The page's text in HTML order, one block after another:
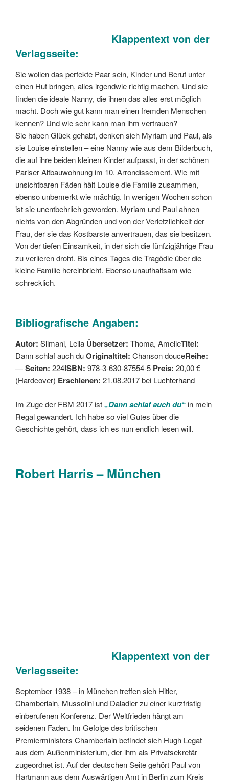
Klappentext von der
Verlagsseite:
Sie wollen das perfekte Paar sein, Kinder und Beruf unter
einen Hut bringen, alles irgendwie richtig machen. Und sie
finden die ideale Nanny, die ihnen das alles erst möglich
macht. Doch wie gut kann man einen fremden Menschen
kennen? Und wie sehr kann man ihm vertrauen?
Sie haben Glück gehabt, denken sich Myriam und Paul, als
sie Louise einstellen – eine Nanny wie aus dem Bilderbuch,
die auf ihre beiden kleinen Kinder aufpasst, in der schönen
Pariser Altbauwohnung im 10. Arrondissement. Wie mit
unsichtbaren Fäden hält Louise die Familie zusammen,
ebenso unbemerkt wie mächtig. In wenigen Wochen schon
ist sie unentbehrlich geworden. Myriam und Paul ahnen
nichts von den Abgründen und von der Verletzlichkeit der
Frau, der sie das Kostbarste anvertrauen, das sie besitzen.
Von der tiefen Einsamkeit, in der sich die fünfzigjährige Frau
zu verlieren droht. Bis eines Tages die Tragödie über die
kleine Familie hereinbricht. Ebenso unaufhaltsam wie
schrecklich.
Bibliografische Angaben:
Autor: Slimani, Leila Übersetzer: Thoma, AmelieTitel:
Dann schlaf auch duOriginaltitel: Chanson douceReihe:
—Seiten: 224ISBN: 978-3-630-87554-5 Preis: 20,00 €
(Hardcover) Erschienen: 21.08.2017 bei Luchterhand
Im Zuge der FBM 2017 ist„Dann schlaf auch du“ in mein
Regal gewandert. Ich habe so viel Gutes über die
Geschichte gehört, dass ich es nun endlich lesen will.
Robert Harris – München
Klappentext von der
Verlagsseite:
September 1938 – in München treffen sich Hitler,
Chamberlain, Mussolini und Daladier zu einer kurzfristig
einberufenen Konferenz. Der Weltfrieden hängt am
seidenen Faden. Im Gefolge des britischen
Premierministers Chamberlain befindet sich Hugh Legat
aus dem Außenministerium, der ihm als Privatsekretär
zugeordnet ist. Auf der deutschen Seite gehört Paul von
Hartmann aus dem Auswärtigen Amt in Berlin zum Kreis